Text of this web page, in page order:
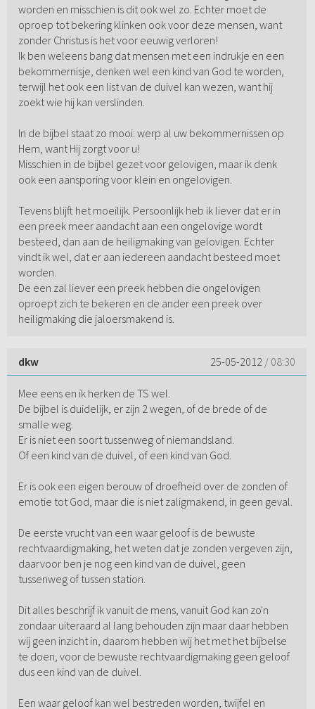
worden en misschien is dit ook wel zo. Echter moet de
oproep tot bekering klinken ook voor deze mensen, want
zonder Christus is het voor eeuwig verloren!
Ik ben weleens bang dat mensen met een indrukje en een
bekommernisje, denken wel een kind van God te worden,
terwijl het ook een list van de duivel kan wezen, want hij
zoekt wie hij kan verslinden.
In de bijbel staat zo mooi: werp al uw bekommernissen op
Hem, want Hij zorgt voor u!
Misschien in de bijbel gezet voor gelovigen, maar ik denk
ook een aansporing voor klein en ongelovigen.
Tevens blijft het moeilijk. Persoonlijk heb ik liever dat er in
een preek meer aandacht aan een ongelovige wordt
besteed, dan aan de heiligmaking van gelovigen. Echter
vindt ik wel, dat er aan iedereen aandacht besteed moet
worden.
De een zal liever een preek hebben die ongelovigen
oproept zich te bekeren en de ander een preek over
heiligmaking die jaloersmakend is.
dkw 25-05-2012 / 08:30
Mee eens en ik herken de TS wel.
De bijbel is duidelijk, er zijn 2 wegen, of de brede of de
smalle weg.
Er is niet een soort tussenweg of niemandsland.
Of een kind van de duivel, of een kind van God.
Er is ook een eigen berouw of droefheid over de zonden of
emotie tot God, maar die is niet zaligmakend, in geen geval.
De eerste vrucht van een waar geloof is de bewuste
rechtvaardigmaking, het weten dat je zonden vergeven zijn,
daarvoor ben je nog een kind van de duivel, geen
tussenweg of tussen station.
Dit alles beschrijf ik vanuit de mens, vanuit God kan zo'n
zondaar uiteraard al lang behouden zijn maar daar hebben
wij geen inzicht in, daarom hebben wij het met het bijbelse
te doen, voor de bewuste rechtvaardigmaking geen geloof
dus een kind van de duivel.
Een waar geloof kan wel bestreden worden, twijfel en